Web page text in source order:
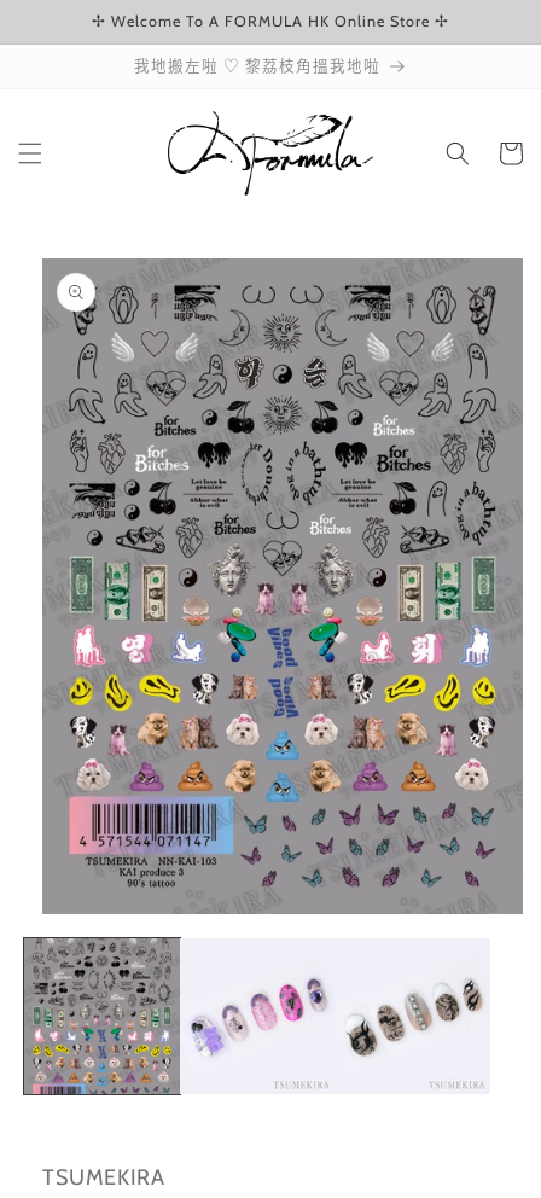
跳至內容✢ Welcome To A FORMULA HK Online Store ✢
我地搬左啦 ♡ 黎荔枝角搵我地啦
物
略過產品
資訊
互
動
視
窗
中
開
啟
TSUMEKIRA